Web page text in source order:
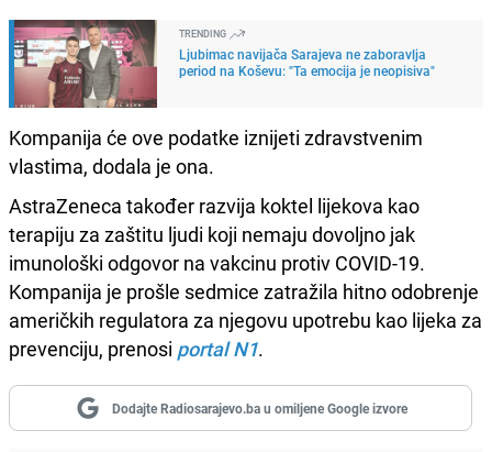
TRENDING
Ljubimac navijača Sarajeva ne zaboravlja
period na Koševu: "Ta emocija je neopisiva"
Kompanija će ove podatke iznijeti zdravstvenim
vlastima, dodala je ona.
AstraZeneca također razvija koktel lijekova kao
terapiju za zaštitu ljudi koji nemaju dovoljno jak
imunološki odgovor na vakcinu protiv COVID-19.
Kompanija je prošle sedmice zatražila hitno odobrenje
američkih regulatora za njegovu upotrebu kao lijeka za
prevenciju, prenosi portal N1.
Dodajte Radiosarajevo.ba u omiljene Google izvore